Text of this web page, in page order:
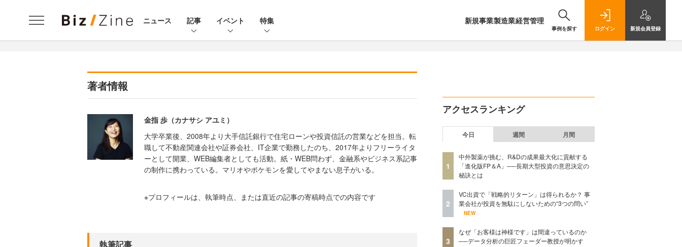
ニュース 記事 イベント 特集 新規事業製造業経営管理
事例を探す ログイン 新規会員登録
著者情報
金指 歩（カナサシ アユミ）
大学卒業後、2008年より大手信託銀行で住宅ローンや投資信託の営業などを担当。転
職して不動産関連会社や証券会社、IT企業で勤務したのち、2017年よりフリーライタ
ーとして開業、WEB編集者としても活動。紙・WEB問わず、金融系やビジネス系記事
の制作に携わっている。マリオやポケモンを愛してやまない息子がいる。
※プロフィールは、執筆時点、または直近の記事の寄稿時点での内容です
執筆記事
アクセスランキング
今日 週間 月間
1
中外製薬が挑む、R&Dの成果最大化に貢献する
「進化版FP＆A」──長期大型投資の意思決定の
秘訣とは
2
VC出資で「戦略的リターン」は得られるか？ 事
業会社が投資を無駄にしないための“3つの問い”
NEW
3
なぜ「お客様は神様です」は間違っているのか
──データ分析の巨匠フェーダー教授が明かす